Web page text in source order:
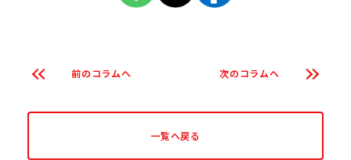
前のコラムへ 次のコラムへ
一覧へ戻る